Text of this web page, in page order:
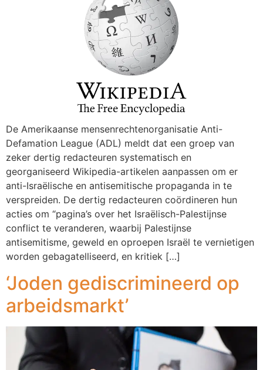
De Amerikaanse mensenrechtenorganisatie Anti-
Defamation League (ADL) meldt dat een groep van
zeker dertig redacteuren systematisch en
georganiseerd Wikipedia-artikelen aanpassen om er
anti-Israëlische en antisemitische propaganda in te
verspreiden. De dertig redacteuren coördineren hun
acties om “pagina’s over het Israëlisch-Palestijnse
conflict te veranderen, waarbij Palestijnse
antisemitisme, geweld en oproepen Israël te vernietigen
worden gebagatelliseerd, en kritiek […]
‘Joden gediscrimineerd op
arbeidsmarkt’